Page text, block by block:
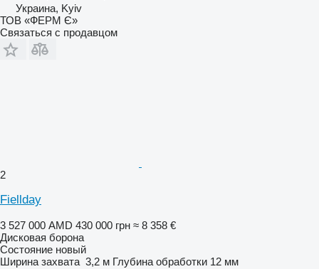
Украина, Kyiv
ТОВ «ФЕРМ Є»
Связаться с продавцом
2
Fiellday
3 527 000 AMD 430 000 грн ≈ 8 358 €
Дисковая борона
Состояние новый
Ширина захвата 3,2 м Глубина обработки 12 мм